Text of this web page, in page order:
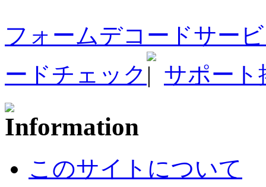
フォームデコードサー
ードチェック
サポート
このサイトについて